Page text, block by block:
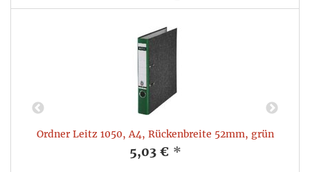
Ordner Leitz 1050, A4, Rückenbreite 52mm, grün
5,03 € *